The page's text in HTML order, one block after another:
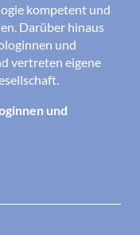
kompetent und
Darüber hinaus
und
vertreten eigene
und